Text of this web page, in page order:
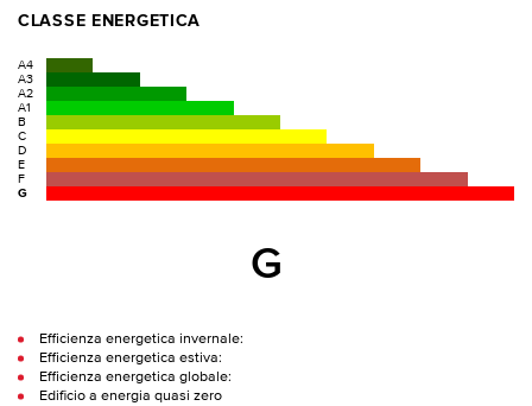
CLASSE ENERGETICA
A4
A3
A2
A1
B
C
D
E
F
G
G
Efficienza energetica invernale:
Efficienza energetica estiva:
Efficienza energetica globale:
Edificio a energia quasi zero